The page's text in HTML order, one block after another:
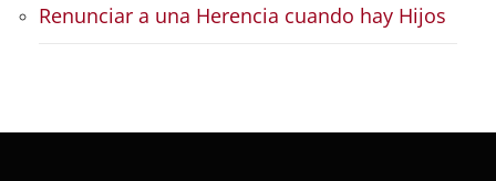
Renunciar a una Herencia cuando hay Hijos